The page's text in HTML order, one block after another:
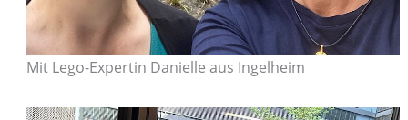
Mit Lego-Expertin Danielle aus Ingelheim